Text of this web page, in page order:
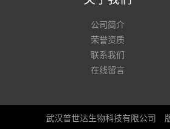
公司简介
荣誉资质
联系我们
在线留言
武汉普世达生物科技有限公司